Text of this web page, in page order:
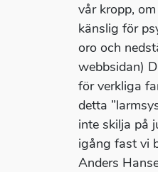
vår kropp,
känslig för
oro och
webbsidan)
för verkliga
detta
inte skilja på
igång fast vi
Anders